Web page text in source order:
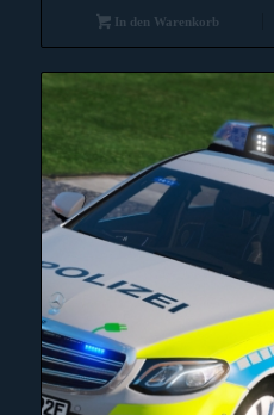
In den Warenkorb